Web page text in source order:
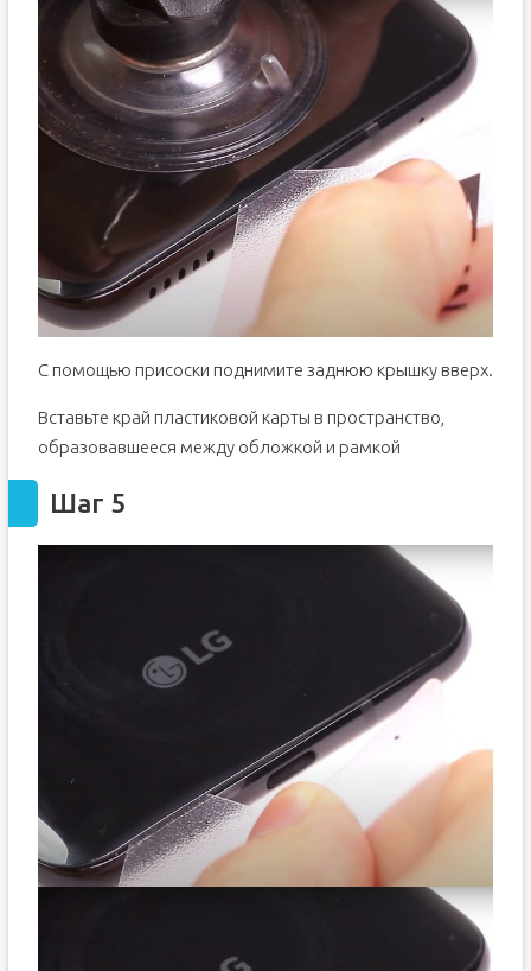
С помощью присоски поднимите заднюю крышку вверх.
Вставьте край пластиковой карты в пространство,
образовавшееся между обложкой и рамкой
Шаг 5